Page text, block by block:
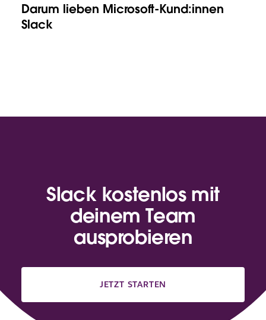
Darum lieben Microsoft-Kund:innen
Slack
Slack kostenlos mit
deinem Team
ausprobieren
JETZT STARTEN